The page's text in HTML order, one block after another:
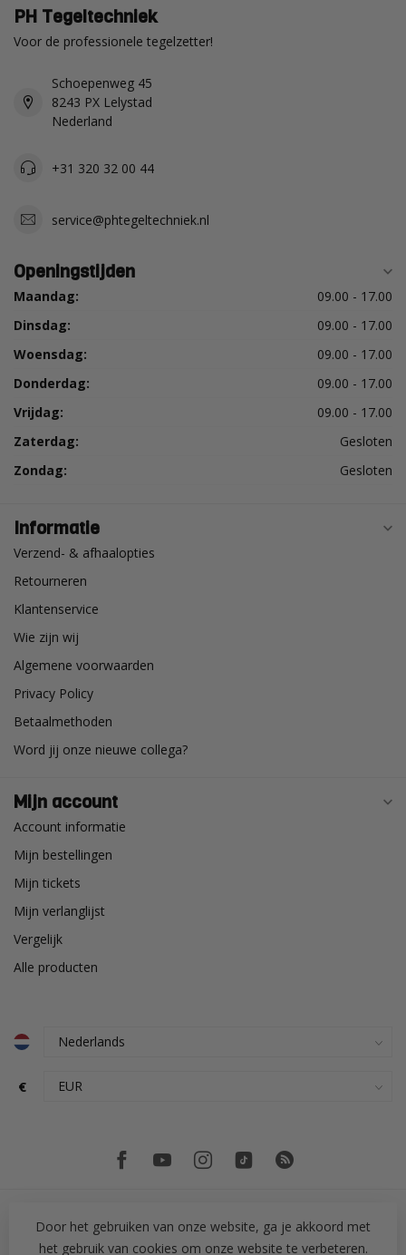
PH Tegeltechniek
Voor de professionele tegelzetter!
Schoepenweg 45
8243 PX Lelystad
Nederland
+31 320 32 00 44
service@phtegeltechniek.nl
Openingstijden
Maandag:
09.00 - 17.00
Dinsdag:
09.00 - 17.00
Woensdag:
09.00 - 17.00
Donderdag:
09.00 - 17.00
Vrijdag:
09.00 - 17.00
Zaterdag:
Gesloten
Zondag:
Gesloten
Informatie
Verzend- & afhaalopties
Retourneren
Klantenservice
Wie zijn wij
Algemene voorwaarden
Privacy Policy
Betaalmethoden
Word jij onze nieuwe collega?
Mijn account
Account informatie
Mijn bestellingen
Mijn tickets
Mijn verlanglijst
Vergelijk
Alle producten
€
Door het gebruiken van onze website, ga je akkoord met
het gebruik van cookies om onze website te verbeteren.